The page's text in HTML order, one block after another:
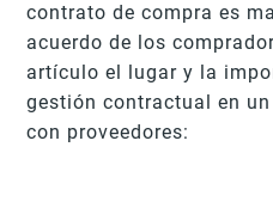
contrato de compra es
acuerdo de los
artículo el lugar y la
gestión contractual en
con proveedores: